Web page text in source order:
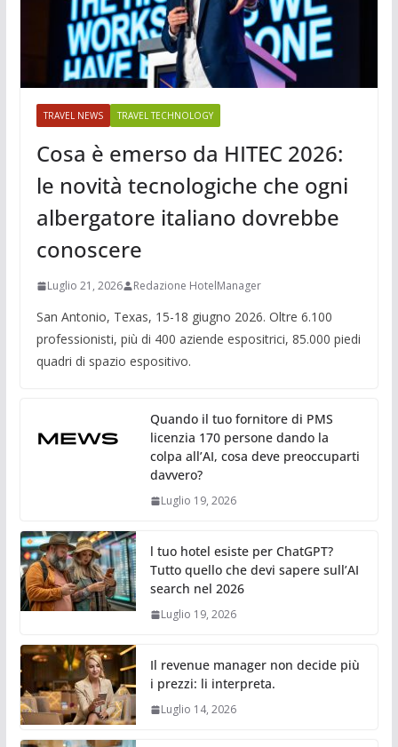
TRAVEL NEWS TRAVEL TECHNOLOGY
Cosa è emerso da HITEC 2026:
le novità tecnologiche che ogni
albergatore italiano dovrebbe
conoscere
Luglio 21, 2026 Redazione HotelManager
San Antonio, Texas, 15-18 giugno 2026. Oltre 6.100
professionisti, più di 400 aziende espositrici, 85.000 piedi
quadri di spazio espositivo.
Quando il tuo fornitore di PMS
licenzia 170 persone dando la
colpa all’AI, cosa deve preoccuparti
davvero?
Luglio 19, 2026
l tuo hotel esiste per ChatGPT?
Tutto quello che devi sapere sull’AI
search nel 2026
Luglio 19, 2026
Il revenue manager non decide più
i prezzi: li interpreta.
Luglio 14, 2026